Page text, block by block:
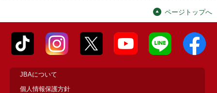
ページトップへ
JBAについて
個人情報保護方針